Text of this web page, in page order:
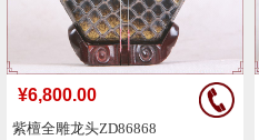
紫檀全雕龙头ZD86868
¥6,800.00